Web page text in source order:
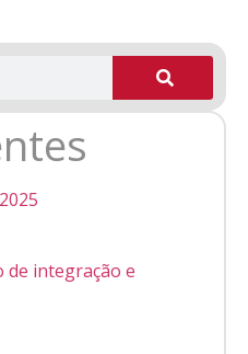
de integração e